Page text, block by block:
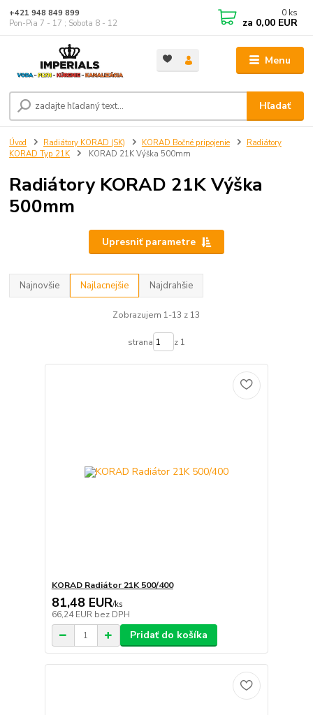
Menu
Hľadať
+421 948 849 899
Pon-Pia 7 - 17 ; Sobota 8 - 12
0 ks
za 0,00 EUR
Úvod Radiátory KORAD (SK) KORAD Bočné pripojenie
Radiátory
KORAD Typ 21K
KORAD 21K Výška 500mm
Radiátory KORAD 21K Výška
500mm
Upresniť parametre
Najnovšie Najlacnejšie Najdrahšie
Zobrazujem 1-13 z 13
strana z 1
KORAD Radiátor 21K 500/400
81,48 EUR/ks
66,24 EUR bez DPH
Pridať do košíka